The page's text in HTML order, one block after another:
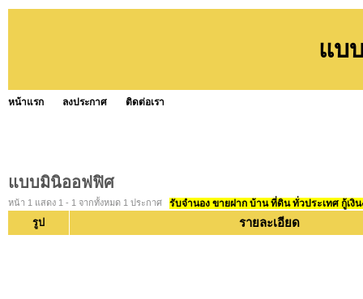
แบ
หน้าแรก ลงประกาศ ติดต่อเรา
แบบมินิออฟฟิศ
หน้า 1 แสดง 1 - 1 จากทั้งหมด 1 ประกาศ รับจำนอง ขายฝาก บ้าน ที่ดิน ทั่วประเทศ กู้เงิ
รูป รายละเอียด